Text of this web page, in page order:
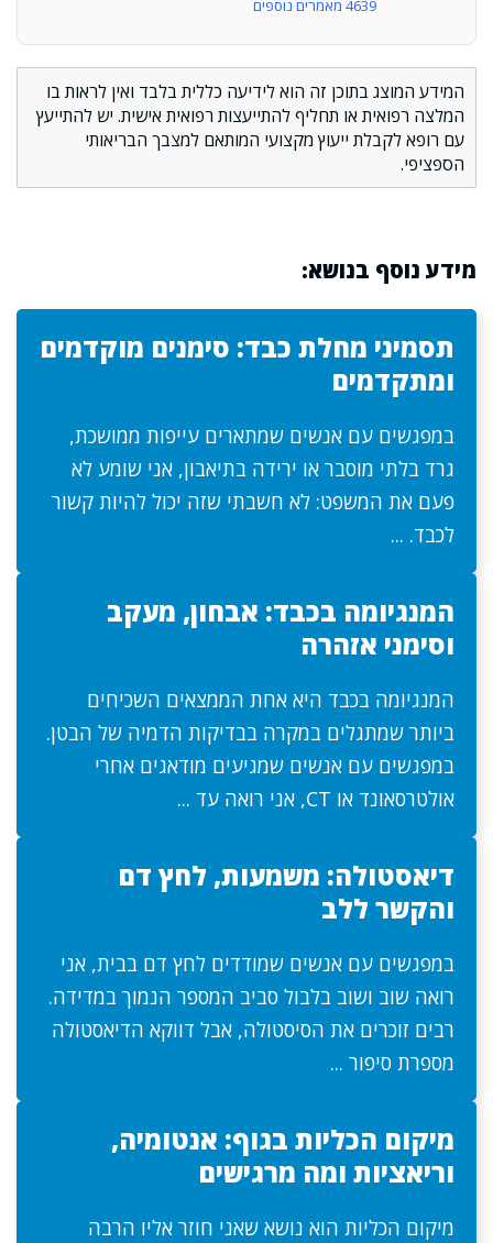
4639 מאמרים נוספים
המידע המוצג בתוכן זה הוא לידיעה כללית בלבד ואין לראות בו
המלצה רפואית או תחליף להתייעצות רפואית אישית. יש להתייעץ
עם רופא לקבלת ייעוץ מקצועי המותאם למצבך הבריאותי
הספציפי.
מידע נוסף בנושא:
תסמיני מחלת כבד: סימנים מוקדמים
ומתקדמים
במפגשים עם אנשים שמתארים עייפות ממושכת,
גרד בלתי מוסבר או ירידה בתיאבון, אני שומע לא
פעם את המשפט: לא חשבתי שזה יכול להיות קשור
לכבד. ...
המנגיומה בכבד: אבחון, מעקב
וסימני אזהרה
המנגיומה בכבד היא אחת הממצאים השכיחים
ביותר שמתגלים במקרה בבדיקות הדמיה של הבטן.
במפגשים עם אנשים שמגיעים מודאגים אחרי
אולטרסאונד או CT, אני רואה עד ...
דיאסטולה: משמעות, לחץ דם
והקשר ללב
במפגשים עם אנשים שמודדים לחץ דם בבית, אני
רואה שוב ושוב בלבול סביב המספר הנמוך במדידה.
רבים זוכרים את הסיסטולה, אבל דווקא הדיאסטולה
מספרת סיפור ...
מיקום הכליות בגוף: אנטומיה,
וריאציות ומה מרגישים
מיקום הכליות הוא נושא שאני חוזר אליו הרבה